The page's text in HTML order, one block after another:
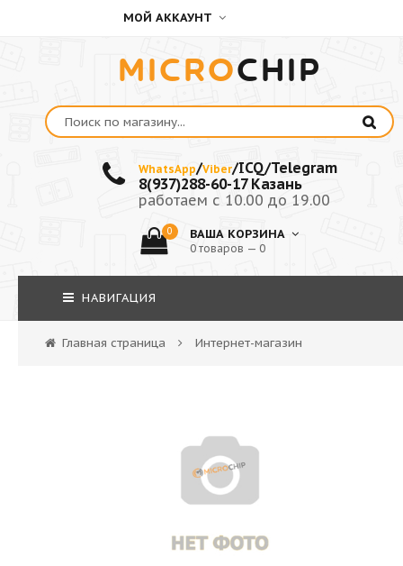
МОЙ АККАУНТ
MICROCHIP
WhatsApp/Viber/ICQ/Telegram
8(937)288-60-17 Казань
работаем с 10.00 до 19.00
0 ВАША КОРЗИНА
0 товаров — 0
НАВИГАЦИЯ
Главная страница Интернет-магазин